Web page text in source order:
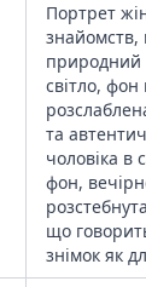
Портрет
знайомств,
природний
світло,
та
чоловіка в
фон,
що
знімок як